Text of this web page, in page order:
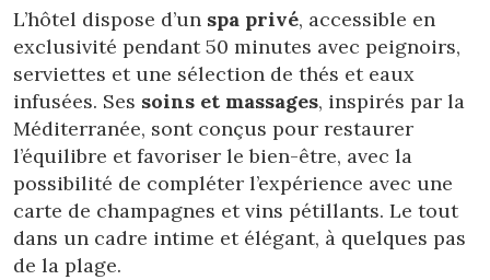
L’hôtel dispose d’un spa privé, accessible en
exclusivité pendant 50 minutes avec peignoirs,
serviettes et une sélection de thés et eaux
infusées. Ses soins et massages, inspirés par la
Méditerranée, sont conçus pour restaurer
l’équilibre et favoriser le bien-être, avec la
possibilité de compléter l’expérience avec une
carte de champagnes et vins pétillants. Le tout
dans un cadre intime et élégant, à quelques pas
de la plage.